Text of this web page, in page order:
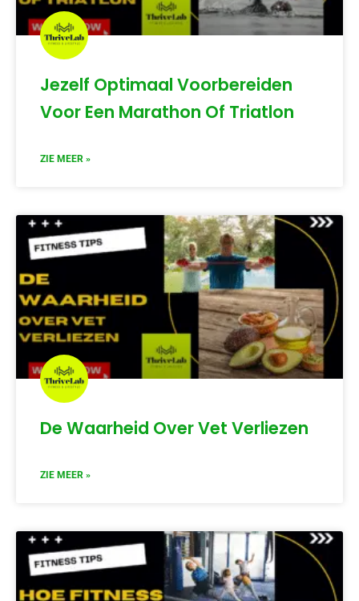
Jezelf Optimaal Voorbereiden
Voor Een Marathon Of Triatlon
ZIE MEER »
De Waarheid Over Vet Verliezen
ZIE MEER »